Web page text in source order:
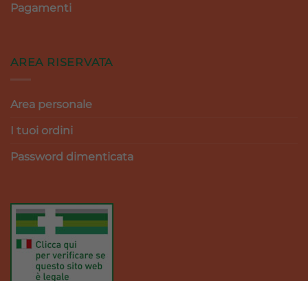
Pagamenti
AREA RISERVATA
Area personale
I tuoi ordini
Password dimenticata